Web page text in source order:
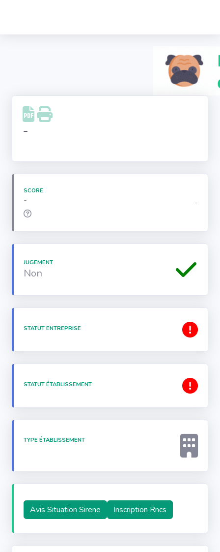
Facebook
Instagram
-
SCORE
- -
JUGEMENT
Non
STATUT ENTREPRISE
STATUT ÉTABLISSEMENT
TYPE ÉTABLISSEMENT
Avis Situation Sirene Inscription Rncs